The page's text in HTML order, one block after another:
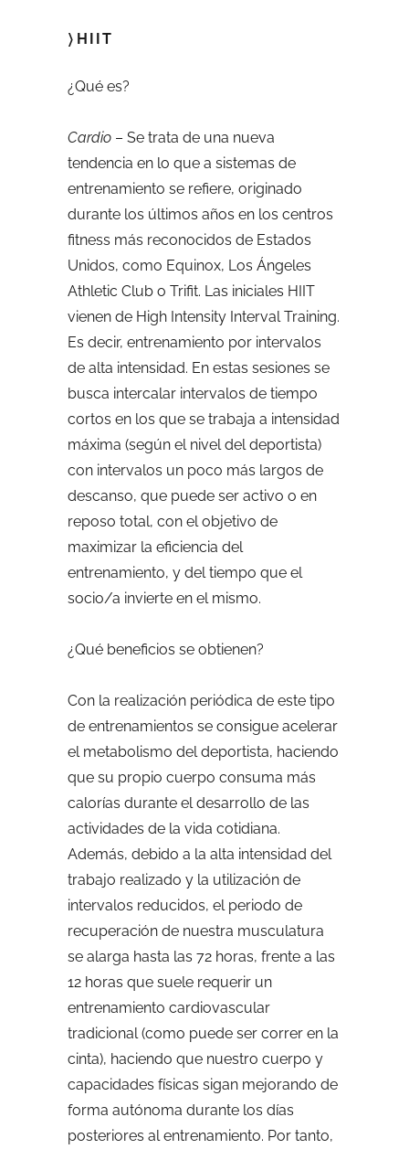
〉HIIT
¿Qué es?
Cardio – Se trata de una nueva
tendencia en lo que a sistemas de
entrenamiento se refiere, originado
durante los últimos años en los centros
fitness más reconocidos de Estados
Unidos, como Equinox, Los Ángeles
Athletic Club o Trifit. Las iniciales HIIT
vienen de High Intensity Interval Training.
Es decir, entrenamiento por intervalos
de alta intensidad. En estas sesiones se
busca intercalar intervalos de tiempo
cortos en los que se trabaja a intensidad
máxima (según el nivel del deportista)
con intervalos un poco más largos de
descanso, que puede ser activo o en
reposo total, con el objetivo de
maximizar la eficiencia del
entrenamiento, y del tiempo que el
socio/a invierte en el mismo.
¿Qué beneficios se obtienen?
Con la realización periódica de este tipo
de entrenamientos se consigue acelerar
el metabolismo del deportista, haciendo
que su propio cuerpo consuma más
calorías durante el desarrollo de las
actividades de la vida cotidiana.
Además, debido a la alta intensidad del
trabajo realizado y la utilización de
intervalos reducidos, el periodo de
recuperación de nuestra musculatura
se alarga hasta las 72 horas, frente a las
12 horas que suele requerir un
entrenamiento cardiovascular
tradicional (como puede ser correr en la
cinta), haciendo que nuestro cuerpo y
capacidades físicas sigan mejorando de
forma autónoma durante los días
posteriores al entrenamiento. Por tanto,